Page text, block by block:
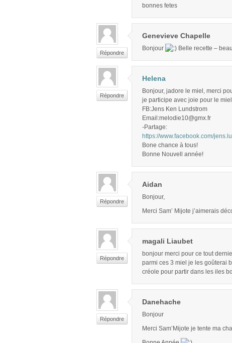
bonnes fetes
Répondre
Genevieve Chapelle
Bonjour Belle recette –
Répondre
Helena
Bonjour, jadore le miel, merci
je participe avec joie pour le
FB:Jens Ken Lundstrom
Email:melodie10@gmx.fr
-Partage:
https://www.facebook.com/
Bone chance à tous!
Bonne Nouvell année!
Répondre
Aidan
Bonjour,
Merci Sam’ Mijote j’aimerais
Répondre
magali Liaubet
bonjour merci pour ce tout
parmi ces 3 miel je les goûterai
créole pour partir dans les iles
Répondre
Danehache
Bonjour
Merci Sam’Mijote je tente ma